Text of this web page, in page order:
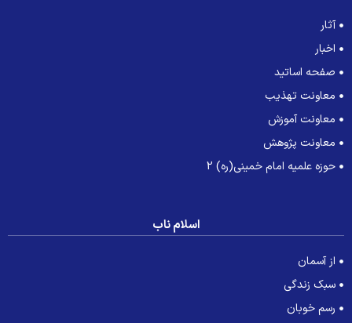
آثار
اخبار
صفحه اساتید
معاونت تهذیب
معاونت آموزش
معاونت پژوهش
حوزه علمیه امام خمینی(ره) 2
اسلام ناب
از آسمان
سبک زندگی
رسم خوبان